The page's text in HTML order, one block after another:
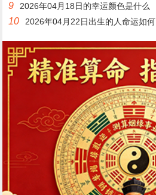
9 2026年04月18日的幸运颜色是什么
10 2026年04月22日出生的人命运如何